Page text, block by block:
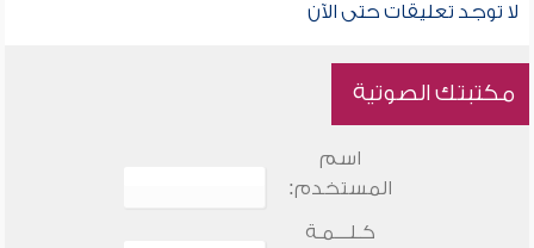
لا توجد تعليقات حتى الآن
مكتبتك الصوتية
اسم
المستخدم:
كـلـــمـة